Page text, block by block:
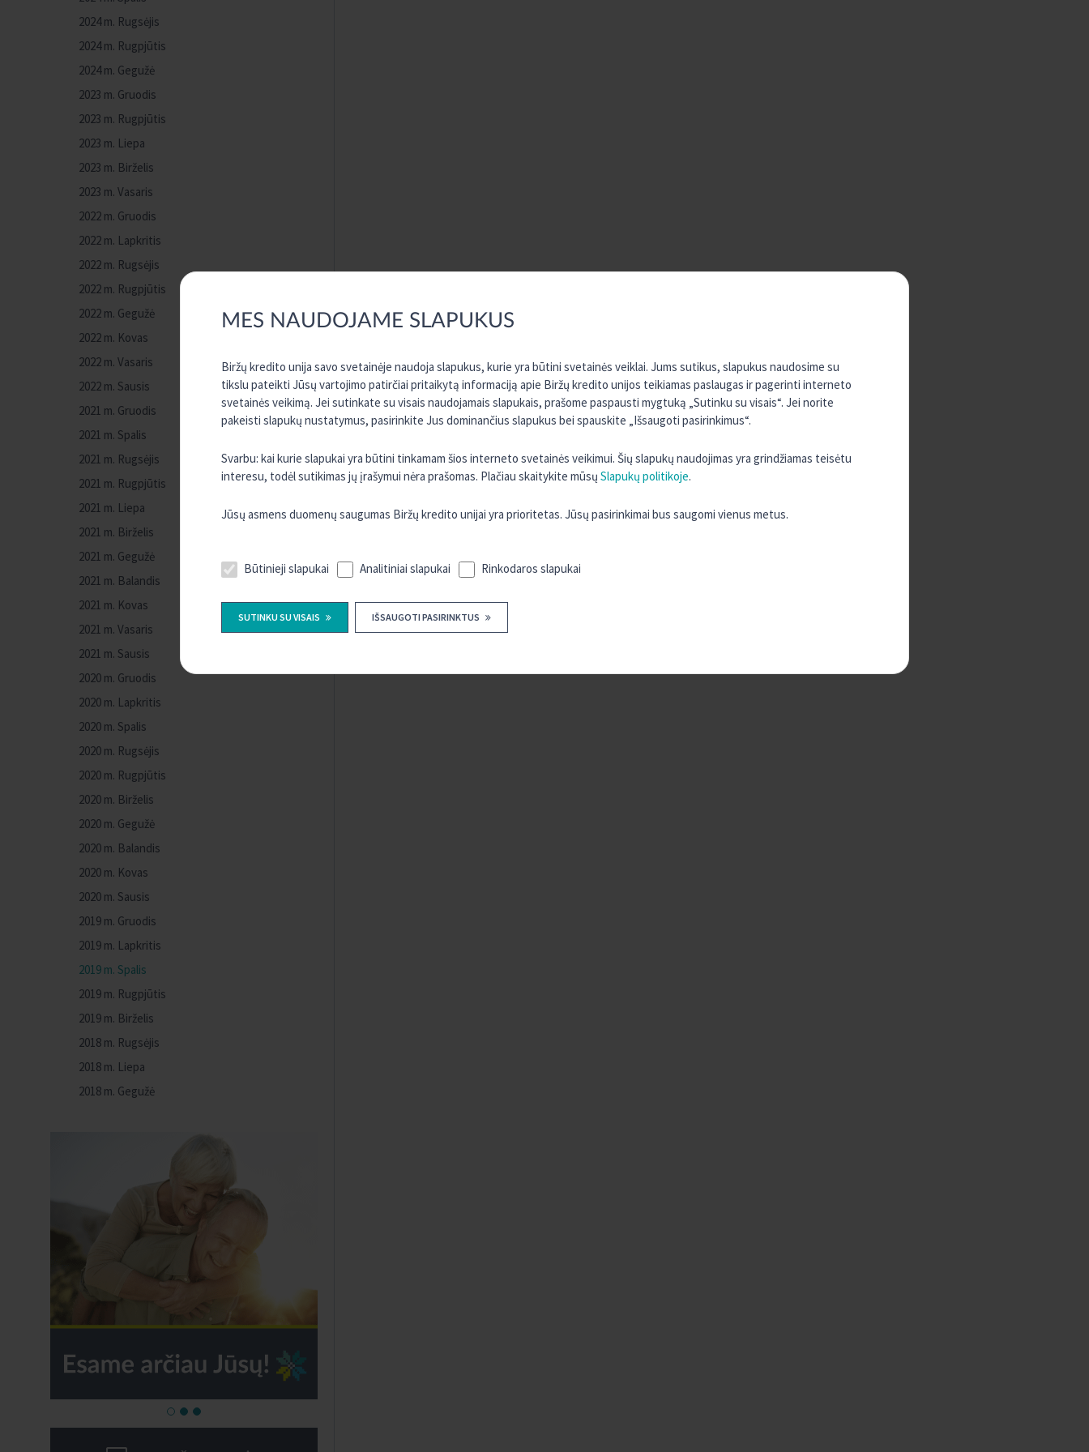
MES NAUDOJAME SLAPUKUS
Biržų kredito unija savo svetainėje naudoja slapukus, kurie yra būtini svetainės veiklai. Jums sutikus, slapukus naudosime su
tikslu pateikti Jūsų vartojimo patirčiai pritaikytą informaciją apie Biržų kredito unijos teikiamas paslaugas ir pagerinti interneto
svetainės veikimą. Jei sutinkate su visais naudojamais slapukais, prašome paspausti mygtuką „Sutinku su visais“. Jei norite
pakeisti slapukų nustatymus, pasirinkite Jus dominančius slapukus bei spauskite „Išsaugoti pasirinkimus“.
Svarbu: kai kurie slapukai yra būtini tinkamam šios interneto svetainės veikimui. Šių slapukų naudojimas yra grindžiamas teisėtu
interesu, todėl sutikimas jų įrašymui nėra prašomas. Plačiau skaitykite mūsų Slapukų politikoje.
Jūsų asmens duomenų saugumas Biržų kredito unijai yra prioritetas. Jūsų pasirinkimai bus saugomi vienus metus.
Būtinieji slapukai Analitiniai slapukai Rinkodaros slapukai
SUTINKU SU VISAIS IŠSAUGOTI PASIRINKTUS
2024 m. Rugsėjis
2024 m. Rugpjūtis
2024 m. Gegužė
2023 m. Gruodis
2023 m. Rugpjūtis
2023 m. Liepa
2023 m. Birželis
2023 m. Vasaris
2022 m. Gruodis
2022 m. Lapkritis
2022 m. Rugsėjis
2022 m. Rugpjūtis
2022 m. Gegužė
2022 m. Kovas
2022 m. Vasaris
2022 m. Sausis
2021 m. Gruodis
2021 m. Spalis
2021 m. Rugsėjis
2021 m. Rugpjūtis
2021 m. Liepa
2021 m. Birželis
2021 m. Gegužė
2021 m. Balandis
2021 m. Kovas
2021 m. Vasaris
2021 m. Sausis
2020 m. Gruodis
2020 m. Lapkritis
2020 m. Spalis
2020 m. Rugsėjis
2020 m. Rugpjūtis
2020 m. Birželis
2020 m. Gegužė
2020 m. Balandis
2020 m. Kovas
2020 m. Sausis
2019 m. Gruodis
2019 m. Lapkritis
2019 m. Spalis
2019 m. Rugpjūtis
2019 m. Birželis
2018 m. Rugsėjis
2018 m. Liepa
2018 m. Gegužė